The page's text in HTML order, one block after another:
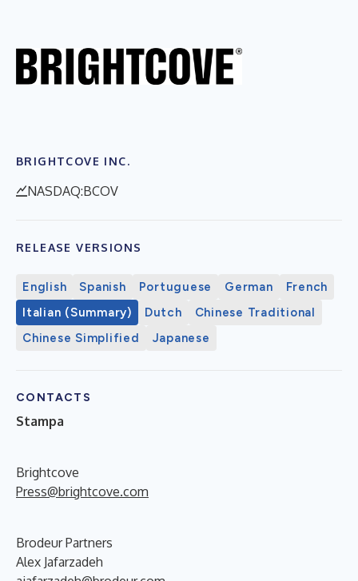
BRIGHTCOVE INC.
NASDAQ:BCOV
RELEASE VERSIONS
English Spanish Portuguese German
French
Italian (Summary)
Dutch
Chinese Traditional
Chinese Simplified
Japanese
CONTACTS
Stampa
Brightcove
Press@brightcove.com
Brodeur Partners
Alex Jafarzadeh